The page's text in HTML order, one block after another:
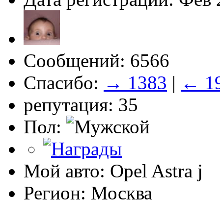
Сообщений: 6566
Спасибо: → 1383 | ←
репутация: 35
Пол:
Мой авто: Opel Astra j
Регион: Москва